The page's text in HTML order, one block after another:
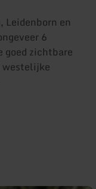
Leidenborn en
6
goed zichtbare
westelijke